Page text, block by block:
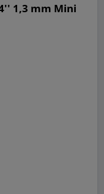
1,3 mm Mini